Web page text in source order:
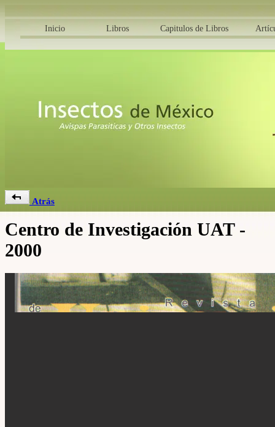
Inicio Libros Capitulos de Libros
Atrás
Centro de Investigación UAT -
2000